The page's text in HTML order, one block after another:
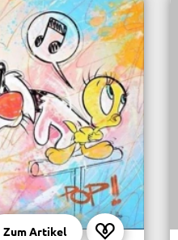
Zum Artikel